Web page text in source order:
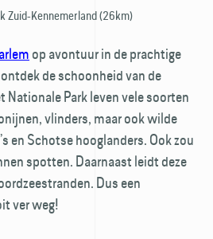
Zuid-Kennemerland (26km)
op avontuur in de prachtige
de schoon­heid van de
Nationale Park leven vele soorten
vlinders, maar ook wilde
en Schotse hoog­landers. Ook zou
spotten. Daarnaast leidt deze
Dus een
ver weg!